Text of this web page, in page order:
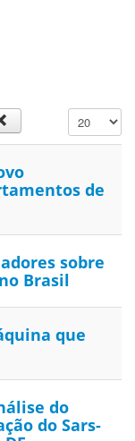
Exibir #
de
sobre
Brasil
que
do
do Sars-